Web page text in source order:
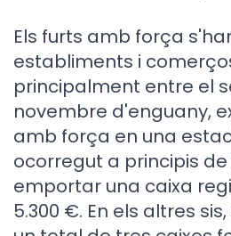
Els furts amb força
establiments i
principalment entre el
novembre d'enguany,
amb força en una
ocorregut a principis
emportar una caixa
5.300 €. En els altres